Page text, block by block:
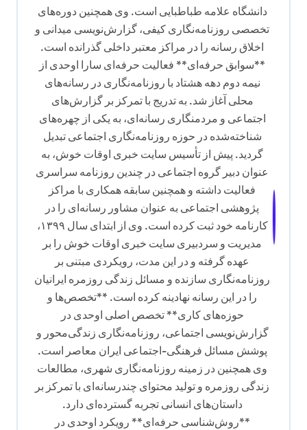
دانشگاه علامه طباطبایی است. وی همچنین دوره‌های
تخصصی روزنامه‌نگاری کیفی، گزارش‌نویسی میدانی و
اخلاق رسانه را در مراکز معتبر داخلی گذرانده است.
**سوابق حرفه‌ای** فعالیت حرفه‌ای سارا اوحدی از
نیمه دوم دهه هشتاد با روزنامه‌نگاری در رسانه‌های
محلی آغاز شد. به تدریج با تمرکز بر گزارش‌های
اجتماعی و مردمنگاری رسانه‌ای، به یکی از چهره‌های
شناخته‌شده در حوزه روزنامه‌نگاری اجتماعی تبدیل
گردید. پیش از تأسیس سایت خبری اوقات خوش، به
عنوان دبیر گروه اجتماعی در چندین روزنامه سراسری
فعالیت داشته و همچنین سابقه همکاری با مراکز
پژوهشی اجتماعی به عنوان مشاور رسانه‌ای را در
کارنامه خود ثبت کرده است. وی از ابتدای سال ۱۳۹۹،
مدیریت و سردبیری سایت خبری اوقات خوش را بر
عهده گرفته و در این مدت، رویکردی مبتنی بر
روزنامه‌نگاری سازنده و مسائل زندگی روزمره ایرانیان
را در این رسانه نهادینه کرده است. **تخصص‌ها و
حوزه‌های کاری** تخصص اصلی اوحدی در
گزارش‌نویسی اجتماعی، روزنامه‌نگاری زندگی‌محور و
پوشش مسائل فرهنگی-اجتماعی ایران معاصر است.
وی همچنین در زمینه روزنامه‌نگاری شهری، مطالعات
زندگی روزمره و تولید محتوای چندرسانه‌ای با تمرکز بر
داستان‌های انسانی تجربه گسترده‌ای دارد.
**روش‌شناسی حرفه‌ای** رویکرد اوحدی در